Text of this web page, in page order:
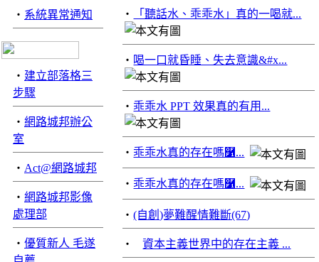
‧ 系統異常通知
‧ 建立部落格三
步驟
‧ 網路城邦辦公
室
‧ Act@網路城邦
‧ 網路城邦影像
處理部
‧ 優質新人 毛遂
‧ 「聽話水、乖乖水」真的一喝就...
‧ 喝一口就昏睡、失去意識&#x...
‧ 乖乖水 PPT 效果真的有用...
‧ 乖乖水真的存在嗎࿱...
‧ 乖乖水真的存在嗎࿱...
‧(自創)夢難醒情難斷(67)
‧ 資本主義世界中的存在主義 ...